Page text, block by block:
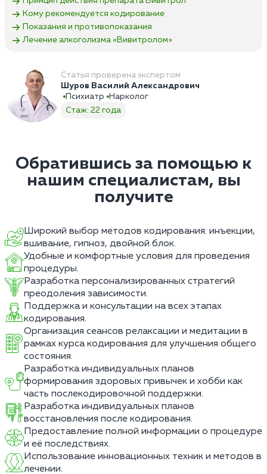
Кому рекомендуется кодирование
Показания и противопоказания
Лечение алкоголизма «Вивитролом»
Статья проверена экспертом
Шуров Василий Александрович
Психиатр
Нарколог
Стаж: 22 года
Обратившись за помощью к
нашим специалистам, вы
получите
Широкий выбор методов кодирования: инъекции,
вшивание, гипноз, двойной блок.
Удобные и комфортные условия для проведения
процедуры.
Разработка персонализированных стратегий
преодоления зависимости.
Поддержка и консультации на всех этапах
кодирования.
Организация сеансов релаксации и медитации в
рамках курса кодирования для улучшения общего
состояния.
Разработка индивидуальных планов
формирования здоровых привычек и хобби как
часть послекодировочной поддержки.
Разработка индивидуальных планов
восстановления после кодирования.
Предоставление полной информации о процедуре
и её последствиях.
Использование инновационных техник и методов в
лечении.